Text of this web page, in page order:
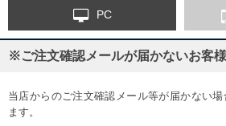
PC
※ご注文確認メールが届かないお客
当店からのご注文確認メール等が届かない
ます。